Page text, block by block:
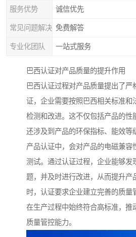
服务优势 诚信优先
常见问题解决 免费解答
专业化团队 一站式服务
巴西认证对产品质量的提升作用
巴西认证过程对产品质量提出了严
证，企业需要按照巴西相关标准和
检测和改进。这不仅包括产品的性
还涉及到产品的环保指标、能效等
产品认证中，会对产品的电磁兼容
测试。通过认证过程，企业能够发
题，并及时进行改进，从而提升产
时，认证要求企业建立完善的质量
在生产过程中始终符合高标准，推
质量管控能力。